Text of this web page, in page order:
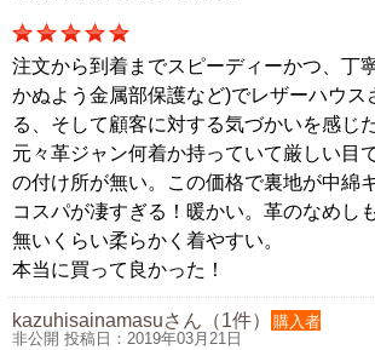
注文から到着までスピーディーかつ、丁
かぬよう金属部保護など)でレザーハウス
る、そして顧客に対する気づかいを感じた
元々革ジャン何着か持っていて厳しい目
の付け所が無い。この価格で裏地が中綿
コスパが凄すぎる！暖かい。革のなめし
無いくらい柔らかく着やすい。
本当に買って良かった！
kazuhisainamasuさん（1件）
購入者
非公開 投稿日：2019年03月21日